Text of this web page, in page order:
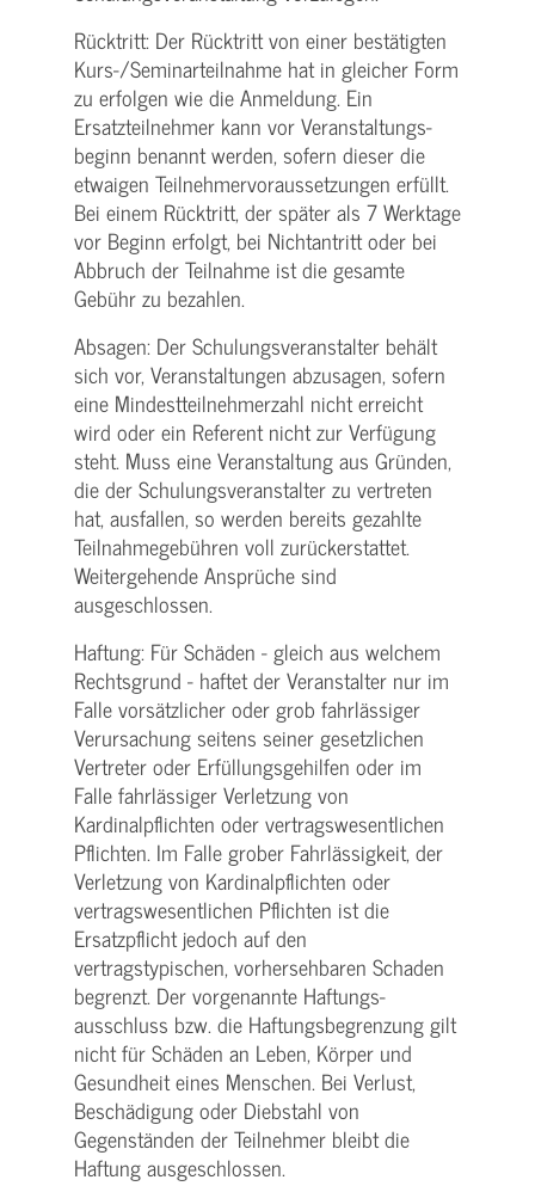
Rücktritt: Der Rücktritt von einer bestätigten
Kurs-/­Seminarteilnahme hat in gleicher Form
zu erfolgen wie die Anmeldung. Ein
Ersatzteilnehmer kann vor Veranstaltungs­
beginn benannt werden, sofern dieser die
etwaigen Teilnehmer­voraussetzungen erfüllt.
Bei einem Rücktritt, der später als 7 Werktage
vor Beginn erfolgt, bei Nichtantritt oder bei
Abbruch der Teilnahme ist die gesamte
Gebühr zu bezahlen.
Absagen: Der Schulungs­veranstalter behält
sich vor, Veranstaltungen abzusagen, sofern
eine Mindest­teilnehmerzahl nicht erreicht
wird oder ein Referent nicht zur Verfügung
steht. Muss eine Veranstaltung aus Gründen,
die der Schulungs­veranstalter zu vertreten
hat, ausfallen, so werden bereits gezahlte
Teilnahme­gebühren voll zurückerstattet.
Weitergehende Ansprüche sind
ausgeschlossen.
Haftung: Für Schäden - gleich aus welchem
Rechtsgrund - haftet der Veranstalter nur im
Falle vorsätzlicher oder grob fahrlässiger
Verursachung seitens seiner gesetzlichen
Vertreter oder Erfüllungsgehilfen oder im
Falle fahrlässiger Verletzung von
Kardinalpflichten oder vertrags­wesentlichen
Pflichten. Im Falle grober Fahrlässigkeit, der
Verletzung von Kardinalpflichten oder
vertrags­wesentlichen Pflichten ist die
Ersatzpflicht jedoch auf den
vertragstypischen, vorhersehbaren Schaden
begrenzt. Der vorgenannte Haftungs­
ausschluss bzw. die Haftungs­begrenzung gilt
nicht für Schäden an Leben, Körper und
Gesundheit eines Menschen. Bei Verlust,
Beschädigung oder Diebstahl von
Gegenständen der Teilnehmer bleibt die
Haftung ausgeschlossen.